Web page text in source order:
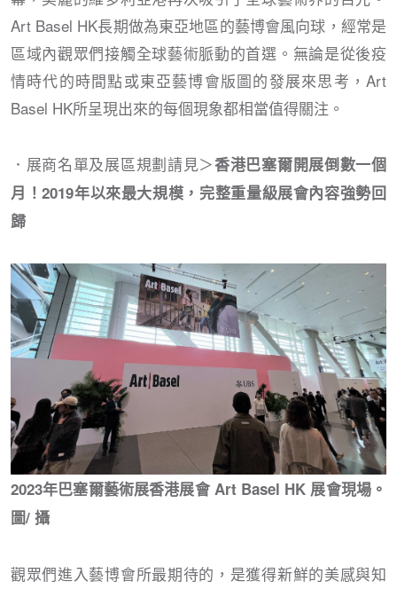
Art Basel HK長期做為東亞地區的藝博會風向球，經常是
區域內觀眾們接觸全球藝術脈動的首選。無論是從後疫
情時代的時間點或東亞藝博會版圖的發展來思考，Art
Basel HK所呈現出來的每個現象都相當值得關注。
．展商名單及展區規劃請見＞香港巴塞爾開展倒數一個
月！2019年以來最大規模，完整重量級展會內容強勢回
歸
2023年巴塞爾藝術展香港展會 Art Basel HK 展會現場。
圖/ 攝
觀眾們進入藝博會所最期待的，是獲得新鮮的美感與知